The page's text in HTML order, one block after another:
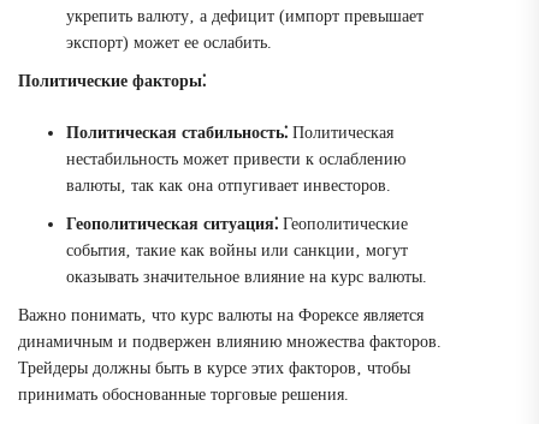
укрепить валюту‚ а дефицит (импорт превышает
экспорт) может ее ослабить.
Политические факторы⁚
Политическая стабильность⁚ Политическая
нестабильность может привести к ослаблению
валюты‚ так как она отпугивает инвесторов.
Геополитическая ситуация⁚ Геополитические
события‚ такие как войны или санкции‚ могут
оказывать значительное влияние на курс валюты.
Важно понимать‚ что курс валюты на Форексе является
динамичным и подвержен влиянию множества факторов.
Трейдеры должны быть в курсе этих факторов‚ чтобы
принимать обоснованные торговые решения.